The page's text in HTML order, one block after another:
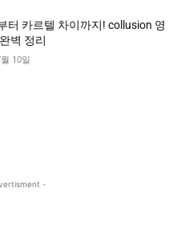
터 카르텔 차이까지! collusion 영
벽 정리
10일
-